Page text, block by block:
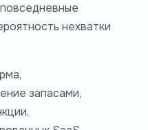
нехватки
запасами,